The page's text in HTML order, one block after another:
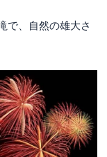
で、自然の雄大さ